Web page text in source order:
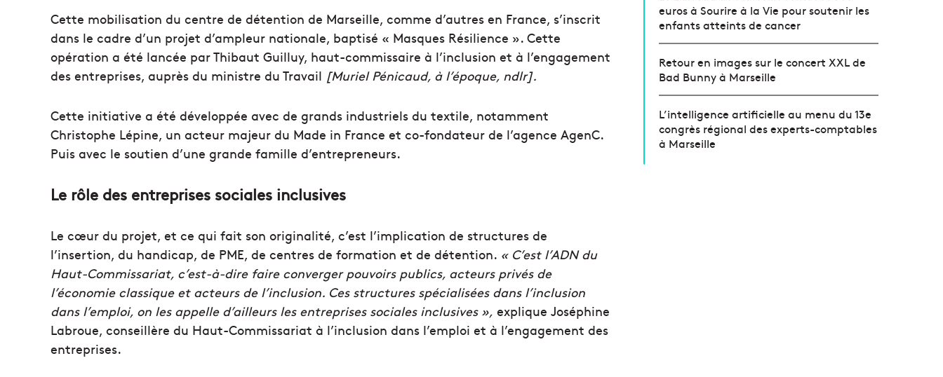
Cette mobilisation du centre de détention de Marseille, comme d’autres en France, s’inscrit
dans le cadre d’un projet d’ampleur nationale, baptisé « Masques Résilience ». Cette
opération a été lancée par Thibaut Guilluy, haut-commissaire à l’inclusion et à l’engagement
des entreprises, auprès du ministre du Travail [Muriel Pénicaud, à l’époque, ndlr].
Cette initiative a été développée avec de grands industriels du textile, notamment
Christophe Lépine, un acteur majeur du Made in France et co-fondateur de l’agence AgenC.
Puis avec le soutien d’une grande famille d’entrepreneurs.
Le rôle des entreprises sociales inclusives
Le cœur du projet, et ce qui fait son originalité, c’est l’implication de structures de
l’insertion, du handicap, de PME, de centres de formation et de détention. « C’est l’ADN du
Haut-Commissariat, c’est-à-dire faire converger pouvoirs publics, acteurs privés de
l’économie classique et acteurs de l’inclusion. Ces structures spécialisées dans l’inclusion
dans l’emploi, on les appelle d’ailleurs les entreprises sociales inclusives », explique Joséphine
Labroue, conseillère du Haut-Commissariat à l’inclusion dans l’emploi et à l’engagement des
entreprises.
euros à Sourire à la Vie pour soutenir les
enfants atteints de cancer
Retour en images sur le concert XXL de
Bad Bunny à Marseille
L’intelligence artificielle au menu du 13e
congrès régional des experts-comptables
à Marseille